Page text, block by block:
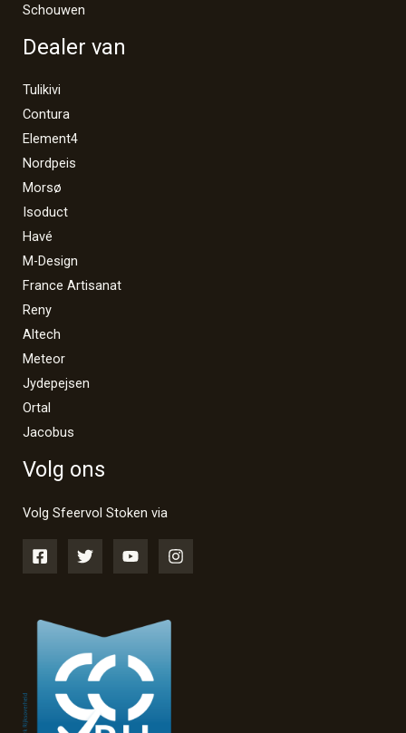
Schouwen
Dealer van
Tulikivi
Contura
Element4
Nordpeis
Morsø
Isoduct
Havé
M-Design
France Artisanat
Reny
Altech
Meteor
Jydepejsen
Ortal
Jacobus
Volg ons
Volg Sfeervol Stoken via